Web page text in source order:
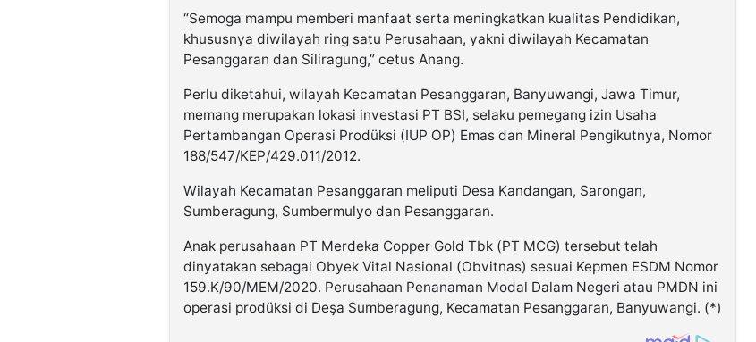
“Semoga mampu memberi manfaat serta meningkatkan kualitas Pendidikan,
khususnya diwilayah ring satu Perusahaan, yakni diwilayah Kecamatan
Pesanggaran dan Siliragung,” cetus Anang.
Perlu diketahui, wilayah Kecamatan Pesanggaran, Banyuwangi, Jawa Timur,
memang merupakan lokasi investasi PT BSI, selaku pemegang izin Usaha
Pertambangan Operasi Prodüksi (IUP OP) Emas dan Mineral Pengikutnya, Nomor
188/547/KEP/429.011/2012.
Wilayah Kecamatan Pesanggaran meliputi Desa Kandangan, Sarongan,
Sumberagung, Sumbermulyo dan Pesanggaran.
Anak perusahaan PT Merdeka Copper Gold Tbk (PT MCG) tersebut telah
dinyatakan sebagai Obyek Vital Nasional (Obvitnas) sesuai Kepmen ESDM Nomor
159.K/90/MEM/2020. Perusahaan Penanaman Modal Dalam Negeri atau PMDN ini
operasi prodüksi di Deşa Sumberagung, Kecamatan Pesanggaran, Banyuwangi. (*)